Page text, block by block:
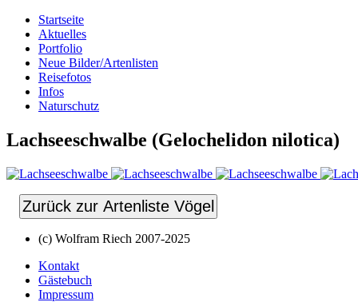
Startseite
Aktuelles
Portfolio
Neue Bilder/Artenlisten
Reisefotos
Infos
Naturschutz
Lachseeschwalbe (Gelochelidon nilotica)
Zurück zur Artenliste Vögel
(c) Wolfram Riech 2007-2025
Kontakt
Gästebuch
Impressum